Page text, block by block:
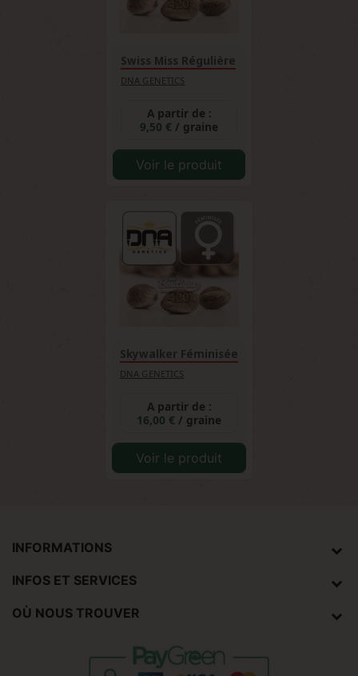
Swiss Miss Régulière
DNA GENETICS
A partir de :
9,50 € / graine
Voir le produit
Skywalker Féminisée
DNA GENETICS
A partir de :
16,00 € / graine
Voir le produit
INFORMATIONS
INFOS ET SERVICES
OÙ NOUS TROUVER